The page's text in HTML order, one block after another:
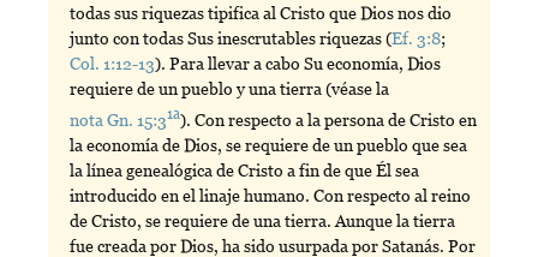
todas sus riquezas tipifica al Cristo que Dios nos dio
junto con todas Sus inescrutables riquezas (Ef. 3:8;
Col. 1:12-13). Para llevar a cabo Su economía, Dios
requiere de un pueblo y una tierra (véase la
nota Gn. 15:31a). Con respecto a la persona de Cristo en
la economía de Dios, se requiere de un pueblo que sea
la línea genealógica de Cristo a fin de que Él sea
introducido en el linaje humano. Con respecto al reino
de Cristo, se requiere de una tierra. Aunque la tierra
fue creada por Dios, ha sido usurpada por Satanás. Por